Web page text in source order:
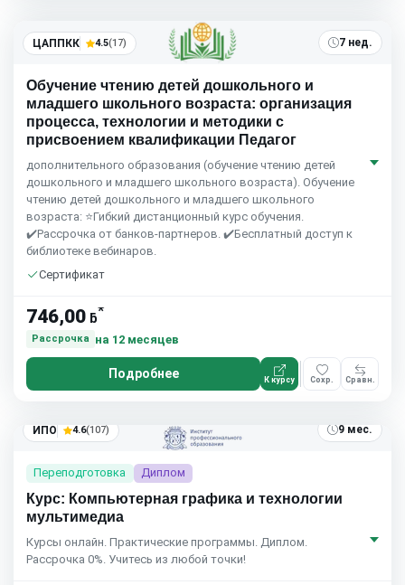
ЦАППКК 4.5(17) 7 нед.
Обучение чтению детей дошкольного и
младшего школьного возраста: организация
процесса, технологии и методики с
присвоением квалификации Педагог
дополнительного образования (обучение чтению детей
дошкольного и младшего школьного возраста). Обучение
чтению детей дошкольного и младшего школьного
возраста: ⭐Гибкий дистанционный курс обучения.
✔️Рассрочка от банков-партнеров. ✔️Бесплатный доступ к
библиотеке вебинаров.
Сертификат
746,00 ƃ*
Рассрочка на 12 месяцев
Подробнее К курсу Сохр. Сравн.
ИПО 4.6(107) 9 мес.
Переподготовка Диплом
Курс: Компьютерная графика и технологии
мультимедиа
Курсы онлайн. Практические программы. Диплом.
Рассрочка 0%. Учитесь из любой точки!